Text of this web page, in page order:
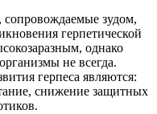
сопровождаемые зудом,
герпетической
однако
не всегда.
герпеса являются:
снижение защитных